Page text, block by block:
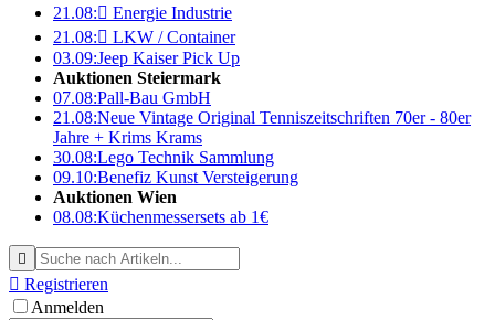
21.08: Energie Industrie
21.08: LKW / Container
03.09:Jeep Kaiser Pick Up
Auktionen Steiermark
07.08:Pall-Bau GmbH
21.08:Neue Vintage Original Tenniszeitschriften 70er - 80er
Jahre + Krims Krams
30.08:Lego Technik Sammlung
09.10:Benefiz Kunst Versteigerung
Auktionen Wien
08.08:Küchenmessersets ab 1€

 Registrieren
Anmelden